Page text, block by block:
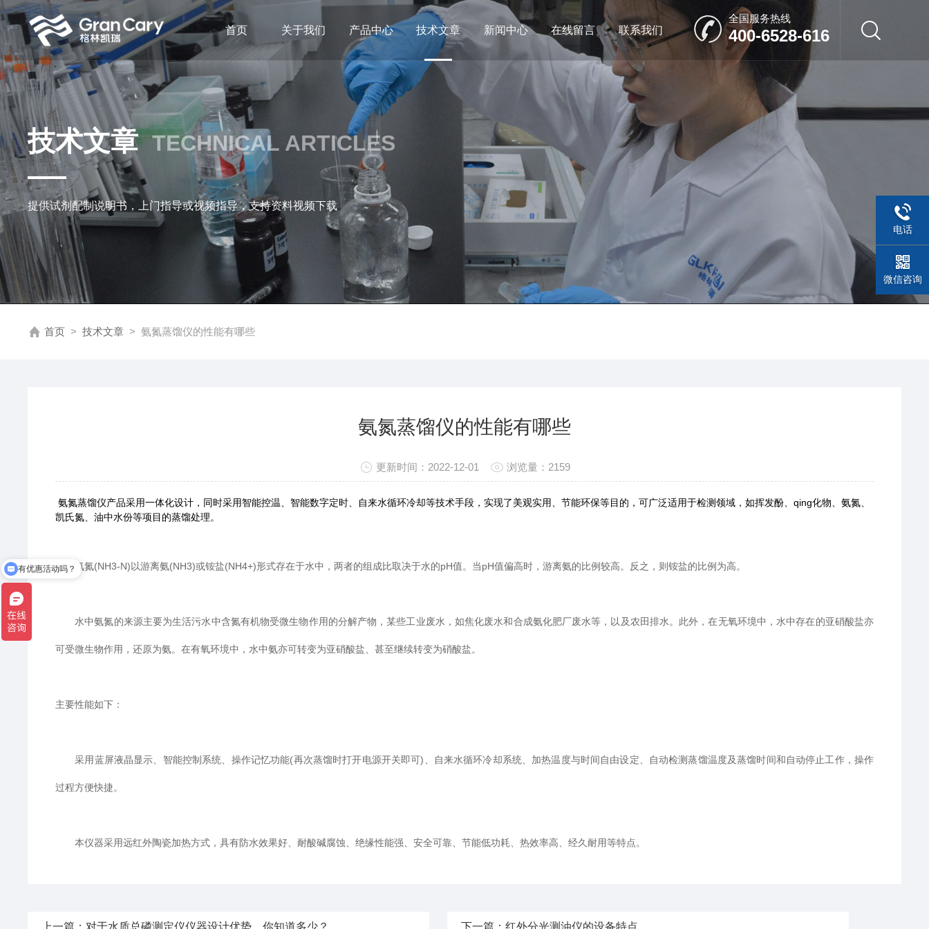
首页 关于我们 产品中心 技术文章 新闻中心 在线留言 联系我们
全国服务热线
400-6528-616
技术文章 TECHNICAL ARTICLES
提供试剂配制说明书，上门指导或视频指导，支持资料视频下载
首页 > 技术文章 > 氨氮蒸馏仪的性能有哪些
氨氮蒸馏仪的性能有哪些
更新时间：2022-12-01 浏览量：2159
氨氮蒸馏仪产品采用一体化设计，同时采用智能控温、智能数字定时、自来水循环冷却等技术手段，实现了美观实用、节能环保等目的，可广泛适用于检测领域，如挥发酚、qing化物、氨氮、
凯氏氮、油中水份等项目的蒸馏处理。
氨氮(NH3-N)以游离氨(NH3)或铵盐(NH4+)形式存在于水中，两者的组成比取决于水的pH值。当pH值偏高时，游离氨的比例较高。反之，则铵盐的比例为高。
水中氨氮的来源主要为生活污水中含氮有机物受微生物作用的分解产物，某些工业废水，如焦化废水和合成氨化肥厂废水等，以及农田排水。此外，在无氧环境中，水中存在的亚硝酸盐亦
可受微生物作用，还原为氨。在有氧环境中，水中氨亦可转变为亚硝酸盐、甚至继续转变为硝酸盐。
主要性能如下：
采用蓝屏液晶显示、智能控制系统、操作记忆功能(再次蒸馏时打开电源开关即可)、自来水循环冷却系统、加热温度与时间自由设定、自动检测蒸馏温度及蒸馏时间和自动停止工作，操作
过程方便快捷。
本仪器采用远红外陶瓷加热方式，具有防水效果好、耐酸碱腐蚀、绝缘性能强、安全可靠、节能低功耗、热效率高、经久耐用等特点。
上一篇： 对于水质总磷测定仪仪器设计优势，你知道多少？ 下一篇： 红外分光测油仪的设备特点
电话
微信咨询
有优惠活动吗？